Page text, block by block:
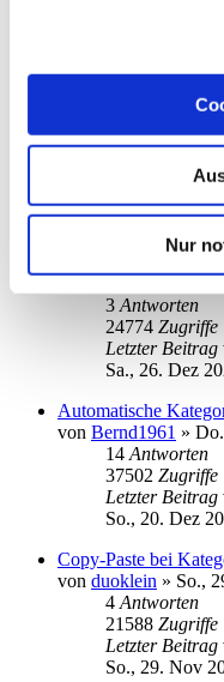
Nur
Sa., 02. Jan
Empfänger,
vonhermann1»So.,
Zugriffe
Letzter Beitrag
Mo., 28. Dez
Vorgemerkte
3 Antworten
24774 Zugriffe
Letzter Beitrag
Sa., 26. Dez
Automatische
von Bernd1961 »
14 Antworten
37502 Zugriffe
Letzter Beitrag
So., 20. Dez
Copy-Paste bei
von duoklein » So.,
4 Antworten
21588 Zugriffe
Letzter Beitrag
So., 29. Nov